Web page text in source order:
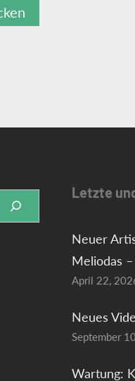
Letzte
Neuer
Meliodas
April 22,
Neues
September
Wartung: